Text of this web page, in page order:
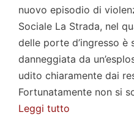
nuovo episodio di
Sociale La Strada, nel
delle porte d’ingresso è
danneggiata da
udito chiaramente dai
Fortunatamente non si
Leggi tutto